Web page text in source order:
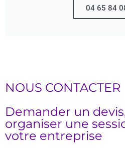
04 65 84
NOUS CONTACTER
Demander un
organiser une
votre entreprise